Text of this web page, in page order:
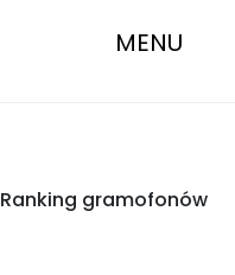
MENU
Ranking gramofonów